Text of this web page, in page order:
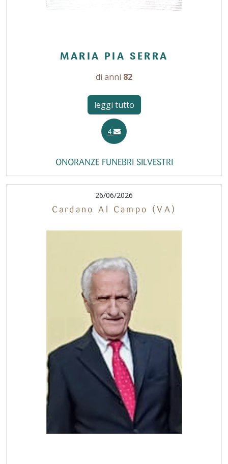
MARIA PIA SERRA
di anni 82
leggi tutto
4
ONORANZE FUNEBRI SILVESTRI
26/06/2026
Cardano Al Campo (VA)